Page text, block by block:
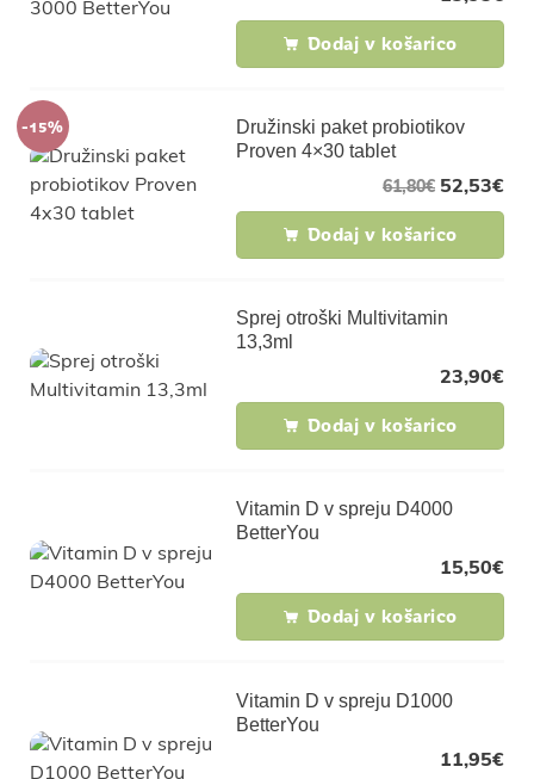
Dodaj v košarico
-15%
Družinski paket probiotikov
Proven 4×30 tablet
52,53€
61,80€
Dodaj v košarico
Sprej otroški Multivitamin
13,3ml
23,90€
Dodaj v košarico
Vitamin D v spreju D4000
BetterYou
15,50€
Dodaj v košarico
Vitamin D v spreju D1000
BetterYou
11,95€